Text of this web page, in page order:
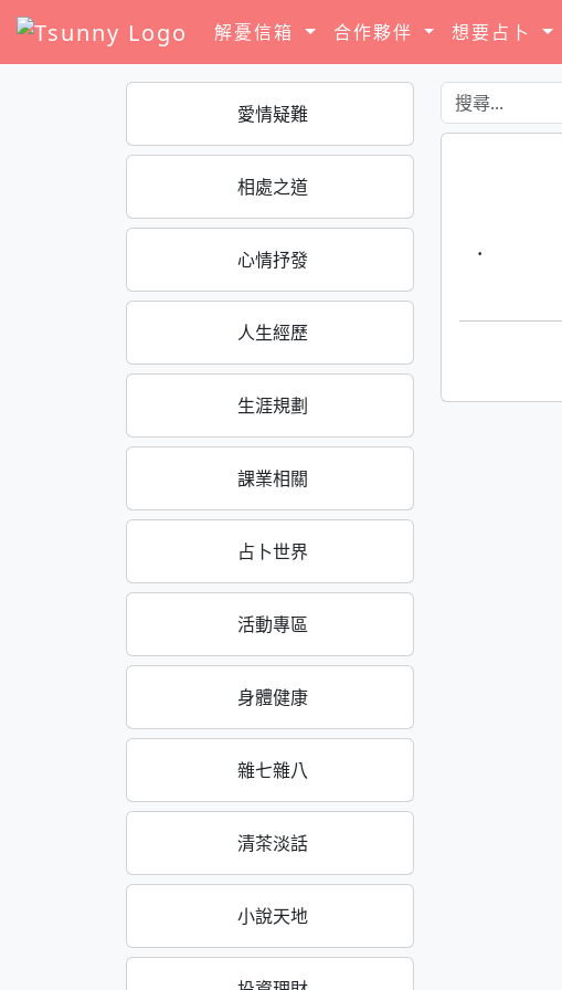
解憂信箱 合作夥伴 想要占卜
愛情疑難
相處之道
心情抒發
人生經歷
生涯規劃
課業相關
占卜世界
活動專區
身體健康
雜七雜八
清茶淡話
小說天地
·